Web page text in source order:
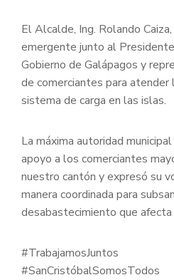
El Alcalde, Ing. Rolando
emergente junto al
Gobierno de Galápagos y
de comerciantes para
sistema de carga en las islas.
La máxima autoridad
apoyo a los comerciantes
nuestro cantón y expresó su
manera coordinada para
desabastecimiento que
#TrabajamosJuntos
#SanCristóbalSomosTodos